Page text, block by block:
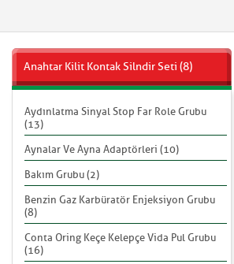
Anahtar Kilit Kontak Silndir Seti (8)
Aydınlatma Sinyal Stop Far Role Grubu
(13)
Aynalar Ve Ayna Adaptörleri (10)
Bakım Grubu (2)
Benzin Gaz Karbüratör Enjeksiyon Grubu
(8)
Conta Oring Keçe Kelepçe Vida Pul Grubu
(16)